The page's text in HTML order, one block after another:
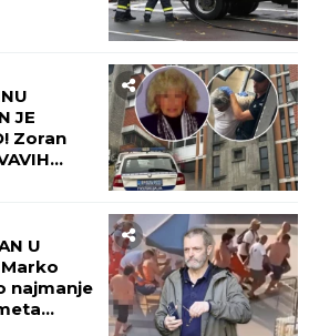
JE
Zoran
glas!"
U
Marko
najmanje